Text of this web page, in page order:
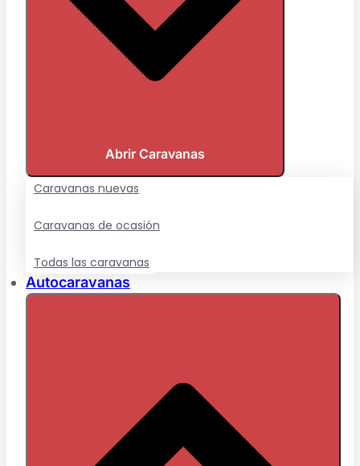
Abrir Caravanas
Caravanas nuevas
Caravanas de ocasión
Todas las caravanas
Autocaravanas